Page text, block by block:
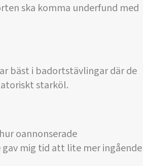
ska komma underfund med
bäst i badortstävlingar där de
starköl.
oannonserade
mig tid att lite mer ingående